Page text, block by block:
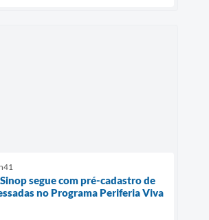
segue com pré-cadastro de
no Programa Periferia Viva